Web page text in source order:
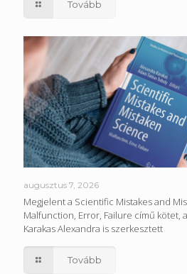
Tovább
augusztus 7, 2026
Megjelent a Scientific Mistakes and
Malfunction, Error, Failure című kötet,
Karakas Alexandra is szerkesztett
Tovább